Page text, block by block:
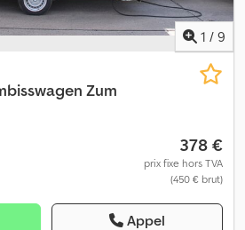
1 / 9
Zum
378 €
prix fixe hors TVA
(450 € brut)
Appel